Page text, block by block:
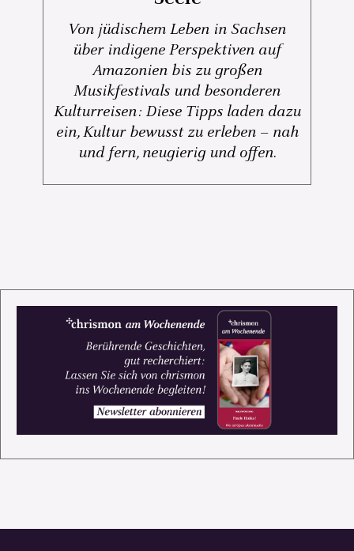
Von jüdischem Leben in Sachsen
über indigene Perspektiven auf
Amazonien bis zu großen
Musikfestivals und besonderen
Kulturreisen: Diese Tipps laden dazu
ein, Kultur bewusst zu erleben – nah
und fern, neugierig und offen.